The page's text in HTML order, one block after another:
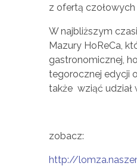
n
a
l
n
z ofertą
W najbliższym
Mazury HoReCa,
gastronomicznej,
tegorocznej edycji
także wziąć udział
zobacz:
http://